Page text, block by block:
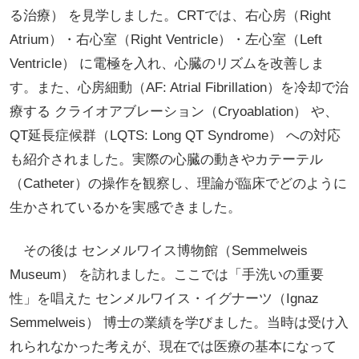
る治療） を見学しました。CRTでは、右心房（Right
Atrium）・右心室（Right Ventricle）・左心室（Left
Ventricle） に電極を入れ、心臓のリズムを改善しま
す。また、心房細動（AF: Atrial Fibrillation）を冷却で治
療する クライオアブレーション（Cryoablation） や、
QT延長症候群（LQTS: Long QT Syndrome） への対応
も紹介されました。実際の心臓の動きやカテーテル
（Catheter）の操作を観察し、理論が臨床でどのように
生かされているかを実感できました。
その後は センメルワイス博物館（Semmelweis
Museum） を訪れました。ここでは「手洗いの重要
性」を唱えた センメルワイス・イグナーツ（Ignaz
Semmelweis） 博士の業績を学びました。当時は受け入
れられなかった考えが、現在では医療の基本になって